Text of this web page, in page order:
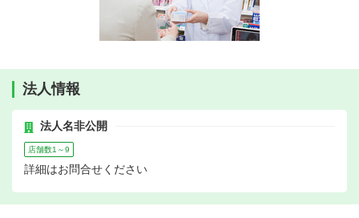
法人情報
法人名非公開
店舗数1～9
詳細はお問合せください